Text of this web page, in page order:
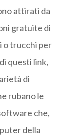
attirati da
gratuite di
o trucchi per
questi link,
di
rubano le
che,
della